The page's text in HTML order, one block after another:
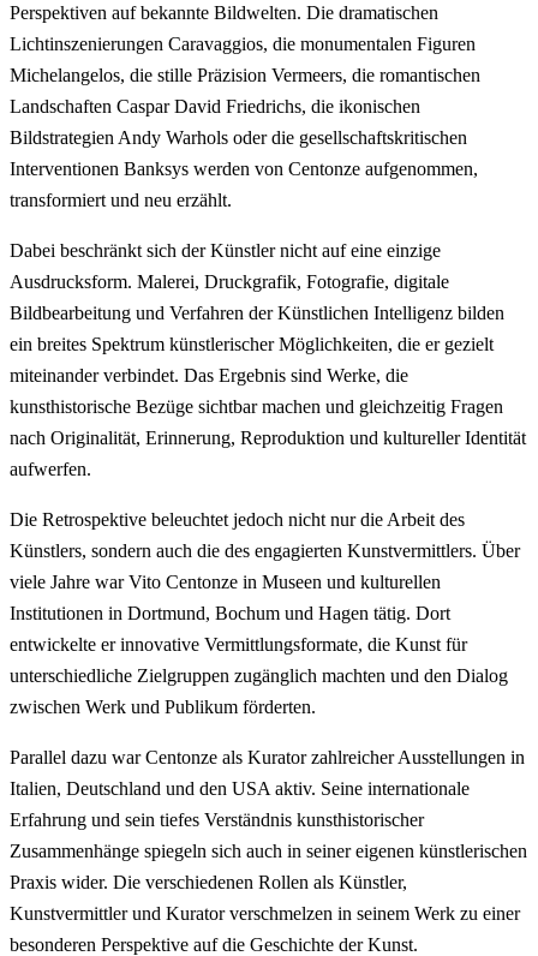
Perspektiven auf bekannte Bildwelten. Die dramatischen
Lichtinszenierungen Caravaggios, die monumentalen Figuren
Michelangelos, die stille Präzision Vermeers, die romantischen
Landschaften Caspar David Friedrichs, die ikonischen
Bildstrategien Andy Warhols oder die gesellschaftskritischen
Interventionen Banksys werden von Centonze aufgenommen,
transformiert und neu erzählt.
Dabei beschränkt sich der Künstler nicht auf eine einzige
Ausdrucksform. Malerei, Druckgrafik, Fotografie, digitale
Bildbearbeitung und Verfahren der Künstlichen Intelligenz bilden
ein breites Spektrum künstlerischer Möglichkeiten, die er gezielt
miteinander verbindet. Das Ergebnis sind Werke, die
kunsthistorische Bezüge sichtbar machen und gleichzeitig Fragen
nach Originalität, Erinnerung, Reproduktion und kultureller Identität
aufwerfen.
Die Retrospektive beleuchtet jedoch nicht nur die Arbeit des
Künstlers, sondern auch die des engagierten Kunstvermittlers. Über
viele Jahre war Vito Centonze in Museen und kulturellen
Institutionen in Dortmund, Bochum und Hagen tätig. Dort
entwickelte er innovative Vermittlungsformate, die Kunst für
unterschiedliche Zielgruppen zugänglich machten und den Dialog
zwischen Werk und Publikum förderten.
Parallel dazu war Centonze als Kurator zahlreicher Ausstellungen in
Italien, Deutschland und den USA aktiv. Seine internationale
Erfahrung und sein tiefes Verständnis kunsthistorischer
Zusammenhänge spiegeln sich auch in seiner eigenen künstlerischen
Praxis wider. Die verschiedenen Rollen als Künstler,
Kunstvermittler und Kurator verschmelzen in seinem Werk zu einer
besonderen Perspektive auf die Geschichte der Kunst.